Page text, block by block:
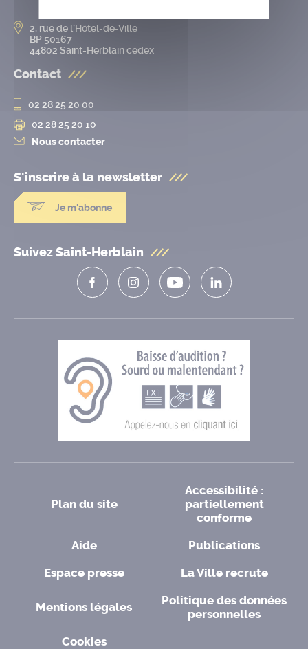
2, rue de l’Hôtel-de-Ville
BP 50167
44802 Saint-Herblain cedex
Contact
02 28 25 20 00
02 28 25 20 10
Nous contacter
S'inscrire à la newsletter
Je m'abonne
Suivez Saint-Herblain
Plan du site
Accessibilité :
partiellement
conforme
Aide
Publications
Espace presse
La Ville recrute
Mentions légales
Politique des données
personnelles
Cookies